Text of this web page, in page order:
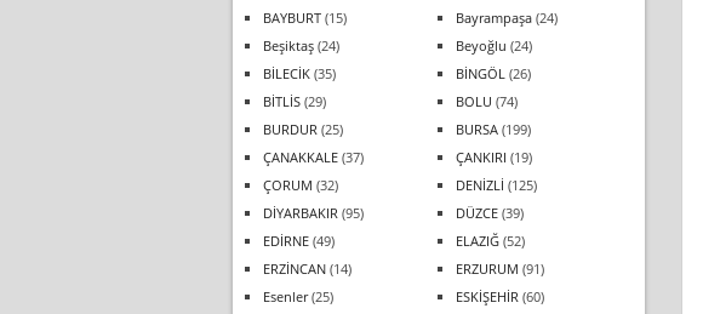
BAYBURT (15) Bayrampaşa (24)
Beşiktaş (24) Beyoğlu (24)
BİLECİK (35) BİNGÖL (26)
BİTLİS (29) BOLU (74)
BURDUR (25) BURSA (199)
ÇANAKKALE (37) ÇANKIRI (19)
ÇORUM (32) DENİZLİ (125)
DİYARBAKIR (95) DÜZCE (39)
EDİRNE (49) ELAZIĞ (52)
ERZİNCAN (14) ERZURUM (91)
Esenler(25) ESKİŞEHİR (60)